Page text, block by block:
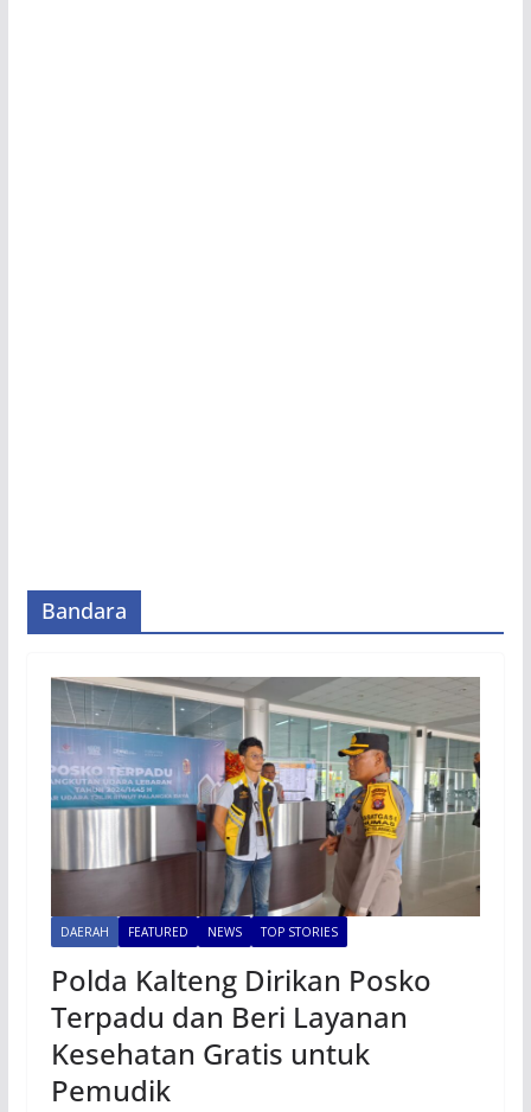
Bandara
DAERAH FEATURED NEWS TOP STORIES
Polda Kalteng Dirikan Posko
Terpadu dan Beri Layanan
Kesehatan Gratis untuk
Pemudik